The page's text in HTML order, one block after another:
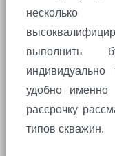
выполнить
удобно именно
рассрочку
типов скважин.